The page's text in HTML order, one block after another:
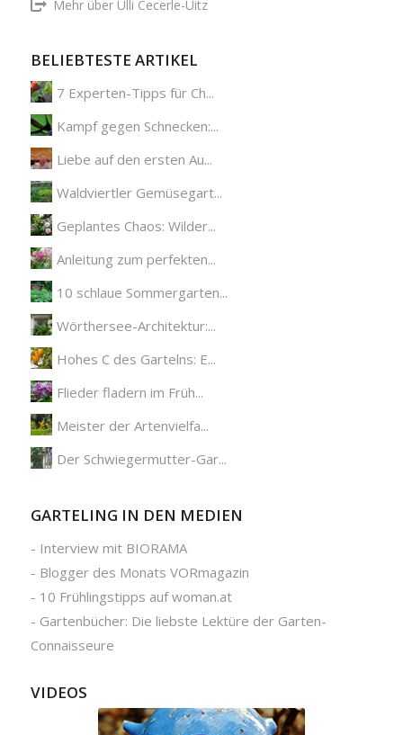
Mehr über Ulli Cecerle-Uitz
BELIEBTESTE ARTIKEL
7 Experten-Tipps für Ch...
Kampf gegen Schnecken:...
Liebe auf den ersten Au...
Waldviertler Gemüsegart...
Geplantes Chaos: Wilder...
Anleitung zum perfekten...
10 schlaue Sommergarten...
Wörthersee-Architektur:...
Hohes C des Gartelns: E...
Flieder fladern im Früh...
Meister der Artenvielfa...
Der Schwiegermutter-Gar...
GARTELING IN DEN MEDIEN
- Interview mit BIORAMA
- Blogger des Monats VORmagazin
- 10 Frühlingstipps auf woman.at
- Gartenbücher: Die liebste Lektüre der Garten-
Connaisseure
VIDEOS